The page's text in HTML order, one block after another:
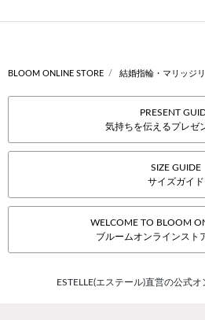
BLOOM ONLINE STORE 結婚指輪・マリッジ
PRESENT
気持ちを伝えるプレゼ
SIZE GUIDE
サイズガイド
WELCOME TO BLOOM
ブルームオンラインスト
ESTELLE(エステール)直営の公式オ